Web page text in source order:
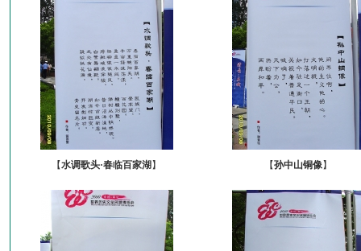
【水调歌头·春临百家湖 】 【孙中山铜像】